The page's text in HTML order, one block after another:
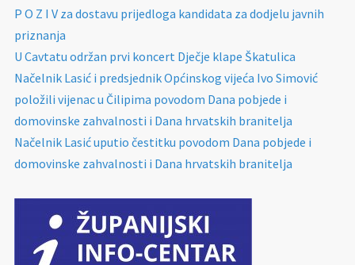
P O Z I V za dostavu prijedloga kandidata za dodjelu javnih
priznanja
U Cavtatu održan prvi koncert Dječje klape Škatulica
Načelnik Lasić i predsjednik Općinskog vijeća Ivo Simović
položili vijenac u Čilipima povodom Dana pobjede i
domovinske zahvalnosti i Dana hrvatskih branitelja
Načelnik Lasić uputio čestitku povodom Dana pobjede i
domovinske zahvalnosti i Dana hrvatskih branitelja